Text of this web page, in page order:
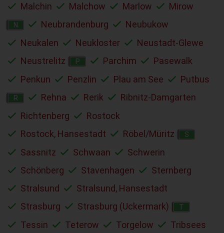
Malchin Malchow Marlow Mirow
N Neubrandenburg
Neubukow
Neukalen
Neukloster
Neustadt-Glewe
Neustrelitz
P Parchim
Pasewalk
Penkun
Penzlin Plau am See Putbus
R Rehna Rerik
Ribnitz-Damgarten
Richtenberg
Rostock
Rostock, Hansestadt
Röbel/Müritz S
Sassnitz Schwaan
Schwerin
Schönberg
Stavenhagen
Sternberg
Stralsund
Stralsund, Hansestadt
Strasburg
Strasburg (Uckermark) T
Tessin Teterow Torgelow Tribsees